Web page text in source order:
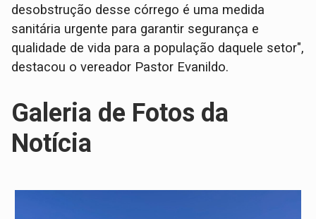
desobstrução desse córrego é uma medida
sanitária urgente para garantir segurança e
qualidade de vida para a população daquele setor",
destacou o vereador Pastor Evanildo.
Galeria de Fotos da
Notícia